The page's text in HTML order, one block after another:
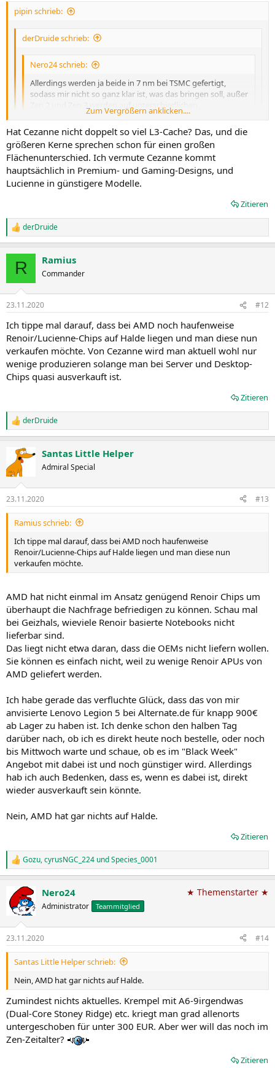
pipin schrieb:
derDruide schrieb:
Nero24 schrieb:
Allerdings werden ja beide in 7 nm bei TSMC gefertigt,
sodass mir nicht so ganz klar ist, was das bringen soll, außer
Zen 2 und Zen 3 werden auf unterschiedlichen
Fertigungsstraßen produziert.
Zum Vergrößern anklicken....
Auf den ersten Blick klingt das komisch, aber es ist schlicht die
einzige Erklärung dafür, ZEN2 weiter laufen zu lassen.
Wenn es das Mengen-Problem nicht lösen würde, würden sie es
nicht machen. Im Notebook-Sektor brauchen sie jedes
Argument, um die behäbigen (oder bestechlichen) OEMs zu
überzeugen.
Zum Vergrößern anklicken....
Der Zen 3 Die ist auch marginal größer als der von Zen 2, aber
trotzdem erschließt sich mir das Vorgehen nicht.
Zum Vergrößern anklicken....
Hat Cezanne nicht doppelt so viel L3-Cache? Das, und die
größeren Kerne sprechen schon für einen großen
Flächenunterschied. Ich vermute Cezanne kommt
hauptsächlich in Premium- und Gaming-Designs, und
Lucienne in günstigere Modelle.
Zitieren
R
e
e
:
derDruide
R Ramius
Commander
23.11.2020 #12
Ich tippe mal darauf, dass bei AMD noch haufenweise
Renoir/Lucienne-Chips auf Halde liegen und man diese nun
verkaufen möchte. Von Cezanne wird man aktuell wohl nur
wenige produzieren solange man bei Server und Desktop-
Chips quasi ausverkauft ist.
Zitieren
R
e
t
i
e
n
derDruide
Santas Little Helper
Admiral Special
23.11.2020 #13
Ramius schrieb:
Ich tippe mal darauf, dass bei AMD noch haufenweise
Renoir/Lucienne-Chips auf Halde liegen und man diese nun
verkaufen möchte.
AMD hat nicht einmal im Ansatz genügend Renoir Chips um
überhaupt die Nachfrage befriedigen zu können. Schau mal
bei Geizhals, wieviele Renoir basierte Notebooks nicht
lieferbar sind.
Das liegt nicht etwa daran, dass die OEMs nicht liefern wollen.
Sie können es einfach nicht, weil zu wenige Renoir APUs von
AMD geliefert werden.
Ich habe gerade das verfluchte Glück, dass das von mir
anvisierte Lenovo Legion 5 bei Alternate.de für knapp 900€
ab Lager zu haben ist. Ich denke schon den halben Tag
darüber nach, ob ich es direkt heute noch bestelle, oder noch
bis Mittwoch warte und schaue, ob es im "Black Week"
Angebot mit dabei ist und noch günstiger wird. Allerdings
hab ich auch Bedenken, dass es, wenn es dabei ist, direkt
wieder ausverkauft sein könnte.
Nein, AMD hat gar nichts auf Halde.
Zitieren
R
e
k
t
i
e
n
Gozu,cyrusNGC_224 undSpecies_0001
Nero24
Administrator Teammitglied
★ Themenstarter ★
23.11.2020 #14
Santas Little Helper schrieb:
Nein, AMD hat gar nichts auf Halde.
Zumindest nichts aktuelles. Krempel mit A6-9irgendwas
(Dual-Core Stoney Ridge) etc. kriegt man grad allenorts
untergeschoben für unter 300 EUR. Aber wer will das noch im
Zen-Zeitalter?
Zitieren